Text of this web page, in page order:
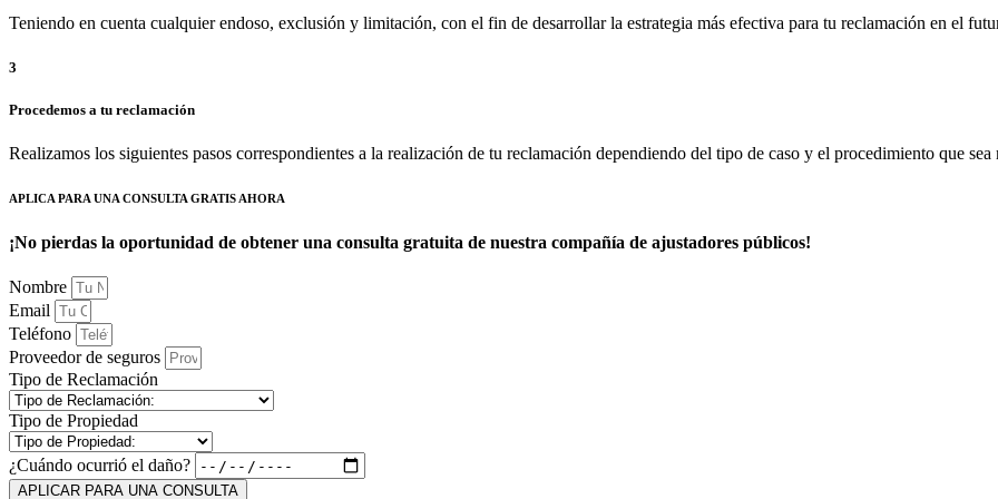
Teniendo en cuenta cualquier endoso, exclusión y limitación, con el fin de desarrollar la estrategia más efectiva para tu reclamación en el
3
Procedemos a tu reclamación
Realizamos los siguientes pasos correspondientes a la realización de tu reclamación dependiendo del tipo de caso y el procedimiento que sea
APLICA PARA UNA CONSULTA GRATIS AHORA
¡No pierdas la oportunidad de obtener una consulta gratuita de nuestra compañía de ajustadores públicos!
Nombre
Email
Teléfono
Proveedor de seguros
Tipo de Reclamación
Tipo de Propiedad
¿Cuándo ocurrió el daño?
APLICAR PARA UNA CONSULTA